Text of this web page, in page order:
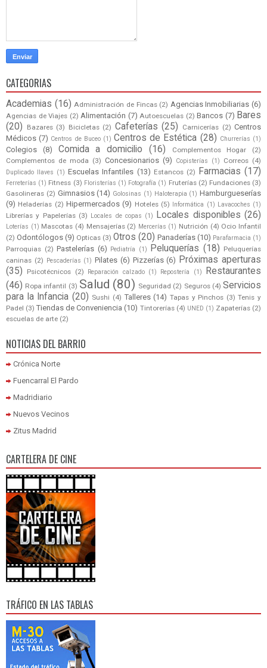
CATEGORIAS
Academias (16) Administración de Fincas (2) Agencias Inmobiliarias (6)
Agencias de Viajes (2) Alimentación (7) Autoescuelas (2) Bancos (7) Bares
(20)
Bazares (3) Bicicletas (2) Cafeterías (25) Carnicerías (2) Centros
Médicos (7) Centros de Buceo (1) Centros de Estética (28) Churrerías (1)
Colegios (8) Comida a domicilio (16) Complementos Hogar
(2)
Complementos de moda (3) Concesionarios (9) Copisterías (1) Correos (4)
Duplicado llaves (1) Escuelas Infantiles (13) Estancos (2) Farmacias (17)
Ferreterías (1) Fitness (3) Floristerías (1) Fotografía (1) Fruterías (2) Fundaciones (3)
Gasolineras (2) Gimnasios (14) Golosinas (1) Haloterapia (1) Hamburgueserías
(9) Heladerías (2) Hipermercados (9) Hoteles (5) Informática (1) Lavacoches (1)
Librerías y Papelerías (3) Locales de copas (1) Locales disponibles (26)
Loterías (1) Mascotas (4) Mensajerías (2) Mercerías (1) Nutrición (4) Ocio Infantil
(2) Odontólogos (9) Opticas (3) Otros (20) Panaderías (10) Parafarmacia (1)
Parroquias (2) Pastelerías (6) Pediatría (1) Peluquerías (18) Peluquerías
caninas (2) Pescaderías (1) Pilates (6) Pizzerías (6) Próximas aperturas
(35)
Psicotécnicos (2) Reparación calzado (1) Repostería (1)
Restaurantes
(46) Ropa infantil (3) Salud (80) Seguridad (2) Seguros (4) Servicios
para la Infancia (20) Sushi (4) Talleres (14) Tapas y Pinchos (3) Tenis y
Padel (3) Tiendas de Conveniencia (10) Tintorerías (4) UNED (1) Zapaterías (2)
escuelas de arte (2)
NOTICIAS DEL BARRIO
Crónica Norte
Fuencarral El Pardo
Madridiario
Nuevos Vecinos
Zitus Madrid
CARTELERA DE CINE
TRÁFICO EN LAS TABLAS